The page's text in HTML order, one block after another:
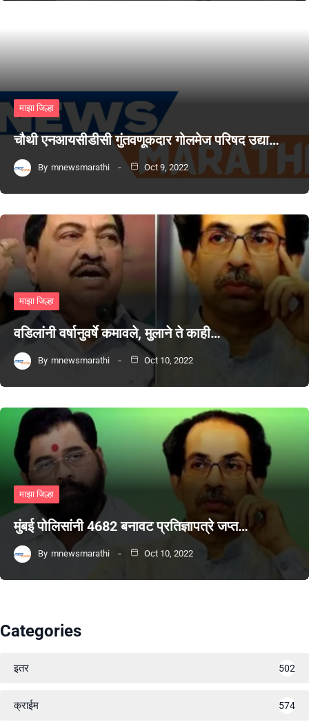
माझा जिल्हा
चौथी एनआयसीडीसी गुंतवणूकदार गोलमेज परिषद उद्या…
By mnewsmarathi Oct 9, 2022
माझा जिल्हा
वडिलांनी वर्षानुवर्षे कमावले, मुलाने ते काही…
By mnewsmarathi Oct 10, 2022
माझा जिल्हा
मुंबई पोलिसांनी 4682 बनावट प्रतिज्ञापत्रे जप्त…
By mnewsmarathi Oct 10, 2022
Categories
इतर 502
क्राईम 574